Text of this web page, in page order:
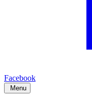
Facebook
Menu